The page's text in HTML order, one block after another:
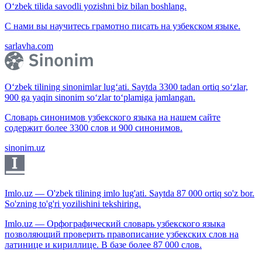
O‘zbek tilida savodli yozishni biz bilan boshlang.
С нами вы научитесь грамотно писать на узбекском языке.
sarlavha.com
O‘zbek tilining sinonimlar lug‘ati. Saytda 3300 tadan ortiq so‘zlar,
900 ga yaqin sinonim so‘zlar to‘plamiga jamlangan.
Словарь синонимов узбекского языка на нашем сайте
содержит более 3300 слов и 900 синонимов.
sinonim.uz
Imlo.uz — O'zbek tilining imlo lug'ati. Saytda 87 000 ortiq so'z bor.
So'zning to'g'ri yozilishini tekshiring.
Imlo.uz — Орфографический словарь узбекского языка
позволяющий проверить правописание узбекских слов на
латинице и кириллице. В базе более 87 000 слов.